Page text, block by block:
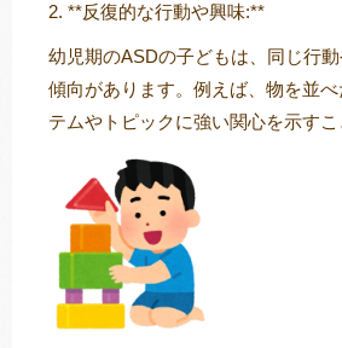
2. **反復的な行動や興味:**
幼児期のASDの子どもは、同じ行
傾向があります。例えば、物を並
テムやトピックに強い関心を示すこ